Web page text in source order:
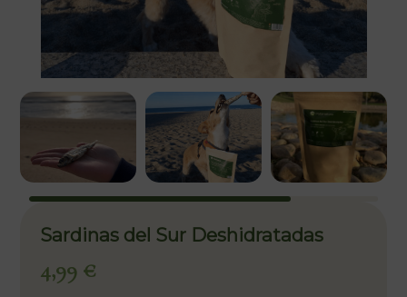
Sardinas del Sur Deshidratadas
4,99 €